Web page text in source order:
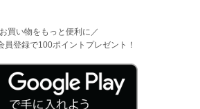
買い物をもっと便利に／
員登録で100ポイントプレゼント！